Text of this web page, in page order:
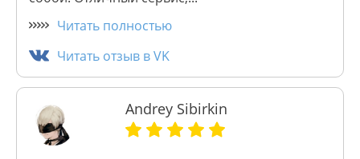
Читать полностью
Читать отзыв в VK
Andrey Sibirkin